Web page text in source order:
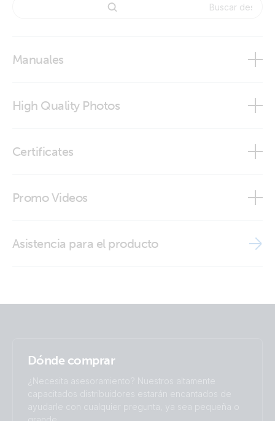
Manuales
High Quality Photos
Certificates
Promo Videos
Asistencia para el producto
Dónde comprar
¿Necesita asesoramiento? Nuestros altamente
capacitados distribuidores estarán encantados de
ayudarle con cualquier pregunta, ya sea pequeña o